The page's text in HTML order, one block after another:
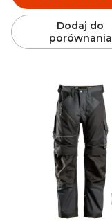
Dodaj do
porównania